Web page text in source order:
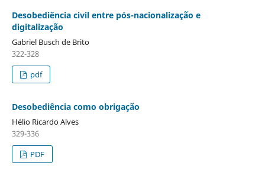
Desobediência civil entre pós-nacionalização e
digitalização
Gabriel Busch de Brito
322-328
pdf
Desobediência como obrigação
Hélio Ricardo Alves
329-336
PDF